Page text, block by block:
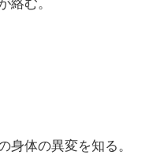
絡む。
身体の異変を知る。